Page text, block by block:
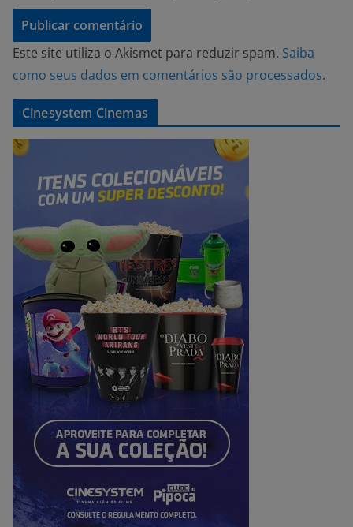
Este site utiliza o Akismet para reduzir spam. Saiba
como seus dados em comentários são processados.
Cinesystem Cinemas